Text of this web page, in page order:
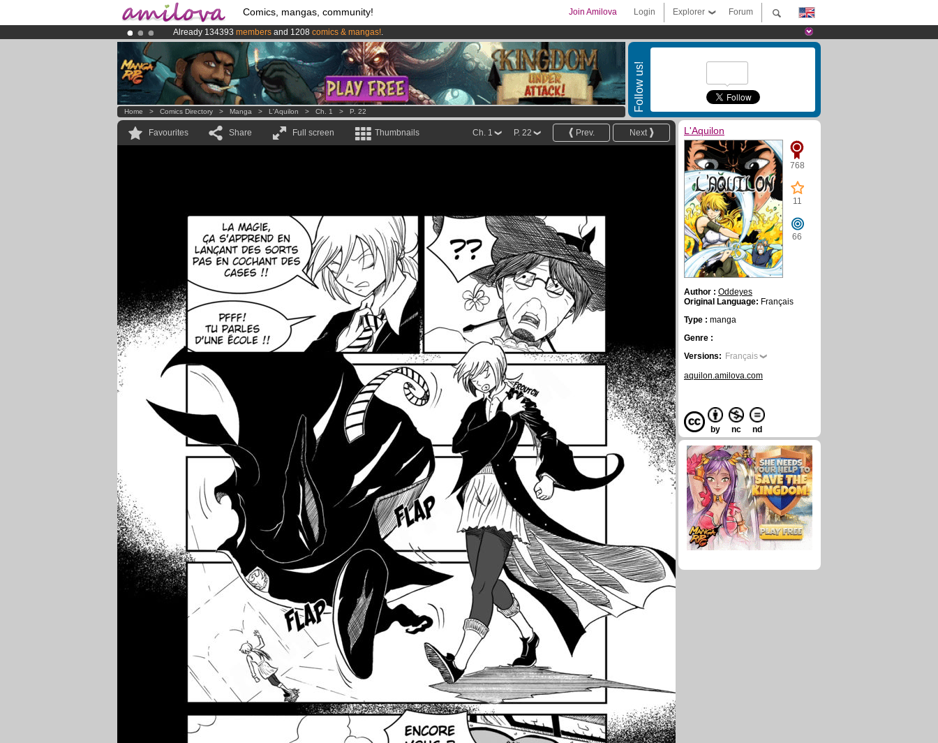
Comics, mangas, community! Forum
Explorer
Login
Join Amilova
Already 134393 members and 1208 comics & mangas!.
AmilovaKickstarter is now LIVE!.
Premium membership from3.95 euros per month !Get membership now
Follow us!
Home > Comics Directory > Manga > L'Aquilon > Ch. 1 > P. 22
Favourites Share Full screen Thumbnails Next
Prev.
P. 22
Ch. 1 L'Aquilon
768
11
66
Author : Oddeyes
Original Language: Français
Type : manga
Genre :
Versions: Français
aquilon.amilova.com
by nc nd